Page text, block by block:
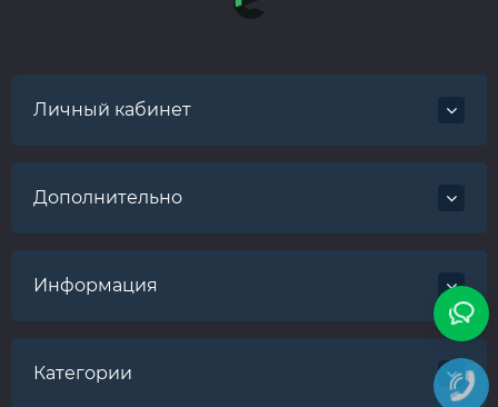
Личный кабинет
Дополнительно
Информация
Категории